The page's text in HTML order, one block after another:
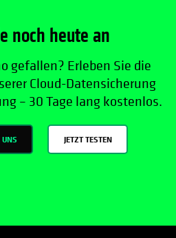
noch heute an
gefallen? Erleben Sie die
Cloud-Datensicherung
– 30 Tage lang kostenlos.
JETZT TESTEN